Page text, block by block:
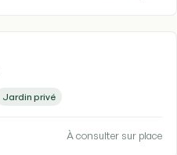
Jardin privé
À consulter sur place